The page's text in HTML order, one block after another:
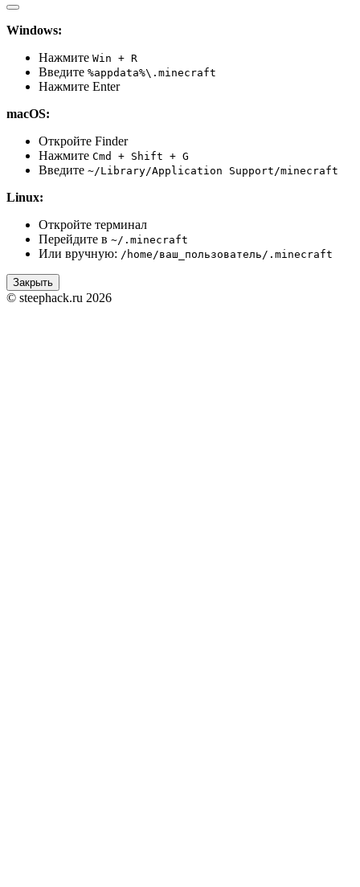
Windows:
Нажмите Win + R
Введите %appdata%\.minecraft
Нажмите Enter
macOS:
Откройте Finder
Нажмите Cmd + Shift + G
Введите ~/Library/Application Support/minecraft
Linux:
Откройте терминал
Перейдите в ~/.minecraft
Или вручную: /home/ваш_пользователь/.minecraft
Закрыть
© steephack.ru 2026